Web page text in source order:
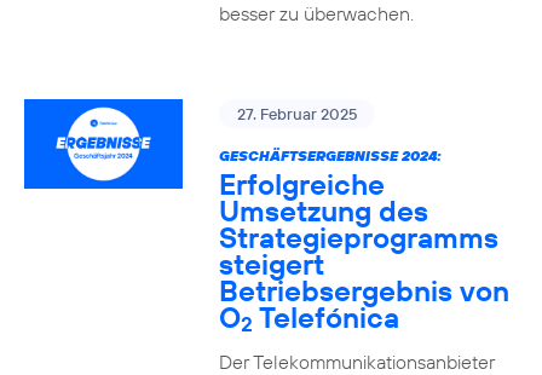
besser zu überwachen.
27. Februar 2025
GESCHÄFTSERGEBNISSE 2024:
Erfolgreiche
Umsetzung des
Strategieprogramms
steigert
Betriebsergebnis von
O2 Telefónica
Der Telekommunikationsanbieter